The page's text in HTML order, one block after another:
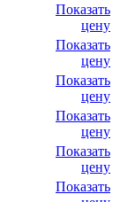
Показать
цену
Показать
цену
Показать
цену
Показать
цену
Показать
цену
Показать